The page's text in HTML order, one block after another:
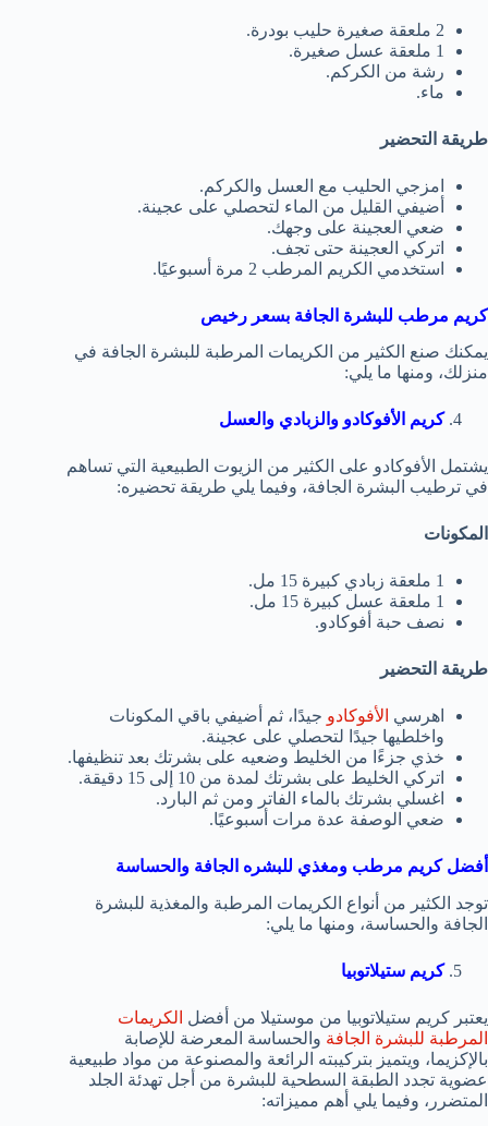
2 ملعقة صغيرة حليب بودرة.
1 ملعقة عسل صغيرة.
رشة من الكركم.
ماء.
طريقة التحضير
امزجي الحليب مع العسل والكركم.
أضيفي القليل من الماء لتحصلي على عجينة.
ضعي العجينة على وجهك.
اتركي العجينة حتى تجف.
استخدمي الكريم المرطب 2 مرة أسبوعيًا.
كريم مرطب للبشرة الجافة بسعر رخيص
يمكنك صنع الكثير من الكريمات المرطبة للبشرة الجافة في
منزلك، ومنها ما يلي:
كريم الأفوكادو والزبادي والعسل
يشتمل الأفوكادو على الكثير من الزيوت الطبيعية التي تساهم
في ترطيب البشرة الجافة، وفيما يلي طريقة تحضيره:
المكونات
1 ملعقة زبادي كبيرة 15 مل.
1 ملعقة عسل كبيرة 15 مل.
نصف حبة أفوكادو.
طريقة التحضير
اهرسي الأفوكادو جيدًا، ثم أضيفي باقي المكونات
واخلطيها جيدًا لتحصلي على عجينة.
خذي جزءًا من الخليط وضعيه على بشرتك بعد تنظيفها.
اتركي الخليط على بشرتك لمدة من 10 إلى 15 دقيقة.
اغسلي بشرتك بالماء الفاتر ومن ثم البارد.
ضعي الوصفة عدة مرات أسبوعيًا.
أفضل كريم مرطب ومغذي للبشره الجافة والحساسة
توجد الكثير من أنواع الكريمات المرطبة والمغذية للبشرة
الجافة والحساسة، ومنها ما يلي:
كريم ستيلاتوبيا
يعتبر كريم ستيلاتوبيا من موستيلا من أفضل الكريمات
المرطبة للبشرة الجافة والحساسة المعرضة للإصابة
بالإكزيما، ويتميز بتركيبته الرائعة والمصنوعة من مواد طبيعية
عضوية تجدد الطبقة السطحية للبشرة من أجل تهدئة الجلد
المتضرر، وفيما يلي أهم مميزاته: